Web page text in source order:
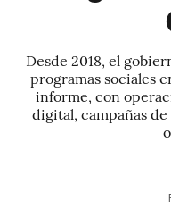
Desde 2018, el
programas sociales
informe, con
digital, campañas